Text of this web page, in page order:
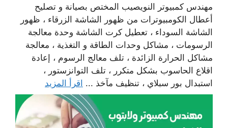
مهندس كمبيوتر النويصيب المختص بصيانة و تصليح
أعطال الكومبيوترات من ظهور الشاشة الزرقاء ، ظهور
الشاشة السوداء ، تعطيل كرت الشاشة وحدة معالجة
الرسومات ، مشاكل وحدات الطاقة و التغذية ، معالجة
مشاكل الحرارة الزائدة ، تلف معالج الرسوم ، إعادة
اقلاع الحاسوب بشكل متكرر ، تلف التوانزستور ،
استبدال بور سبلاي ، تنظيف مآخذ ... اقرأ المزيد